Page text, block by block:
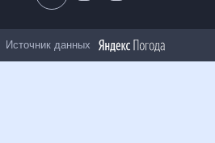
18+
Источник данных